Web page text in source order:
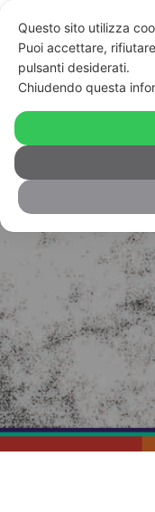
17 maggio:
Death”,
Questo sito utilizza
Puoi accettare,
pulsanti desiderati.
Chiudendo questa